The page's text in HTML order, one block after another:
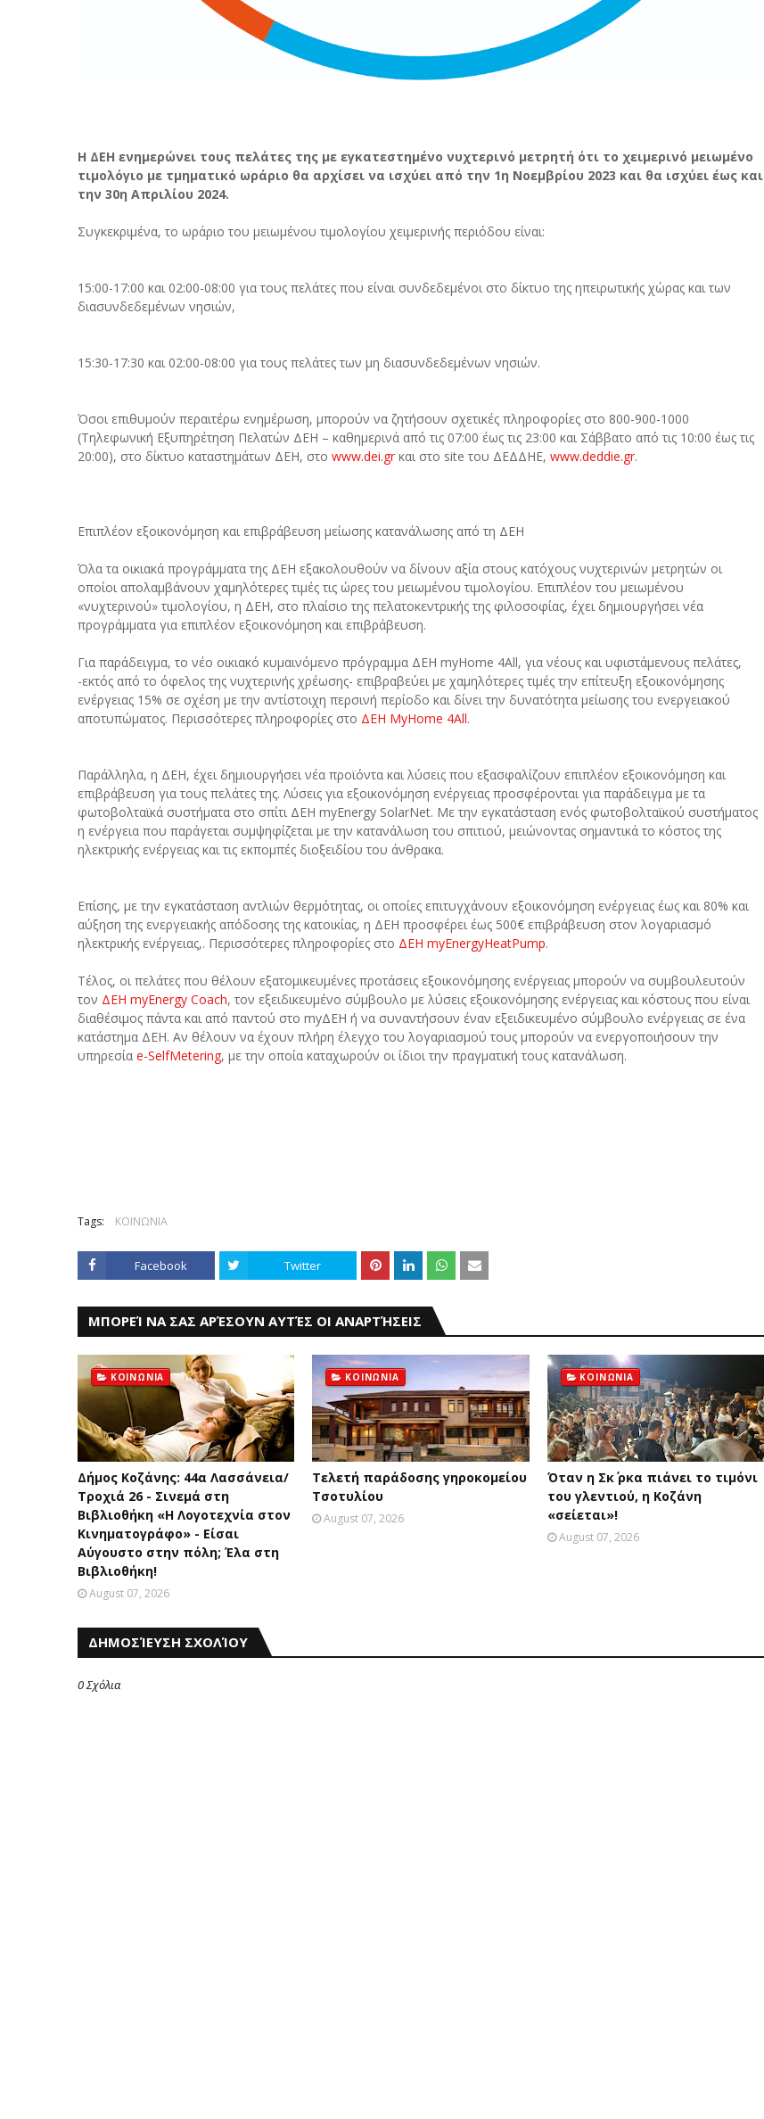
Η ΔΕΗ ενημερώνει τους πελάτες της με εγκατεστημένο νυχτερινό μετρητή ότι το χειμερινό μειωμένο
τιμολόγιο με τμηματικό ωράριο θα αρχίσει να ισχύει από την 1η Νοεμβρίου 2023 και θα ισχύει έως και
την 30η Απριλίου 2024.
Συγκεκριμένα, το ωράριο του μειωμένου τιμολογίου χειμερινής περιόδου είναι:
15:00-17:00 και 02:00-08:00 για τους πελάτες που είναι συνδεδεμένοι στο δίκτυο της ηπειρωτικής χώρας και των
διασυνδεδεμένων νησιών,
15:30-17:30 και 02:00-08:00 για τους πελάτες των μη διασυνδεδεμένων νησιών.
Όσοι επιθυμούν περαιτέρω ενημέρωση, μπορούν να ζητήσουν σχετικές πληροφορίες στο 800-900-1000
(Τηλεφωνική Εξυπηρέτηση Πελατών ΔΕΗ – καθημερινά από τις 07:00 έως τις 23:00 και Σάββατο από τις 10:00 έως τις
20:00), στο δίκτυο καταστημάτων ΔΕΗ, στο www.dei.gr και στο site του ΔΕΔΔΗΕ, www.deddie.gr.
Επιπλέον εξοικονόμηση και επιβράβευση μείωσης κατανάλωσης από τη ΔΕΗ
Όλα τα οικιακά προγράμματα της ΔΕΗ εξακολουθούν να δίνουν αξία στους κατόχους νυχτερινών μετρητών οι
οποίοι απολαμβάνουν χαμηλότερες τιμές τις ώρες του μειωμένου τιμολογίου. Επιπλέον του μειωμένου
«νυχτερινού» τιμολογίου, η ΔΕΗ, στο πλαίσιο της πελατοκεντρικής της φιλοσοφίας, έχει δημιουργήσει νέα
προγράμματα για επιπλέον εξοικονόμηση και επιβράβευση.
Για παράδειγμα, το νέο οικιακό κυμαινόμενο πρόγραμμα ΔΕΗ myΗome 4Αll, για νέους και υφιστάμενους πελάτες,
-εκτός από το όφελος της νυχτερινής χρέωσης- επιβραβεύει με χαμηλότερες τιμές την επίτευξη εξοικονόμησης
ενέργειας 15% σε σχέση με την αντίστοιχη περσινή περίοδο και δίνει την δυνατότητα μείωσης του ενεργειακού
αποτυπώματος. Περισσότερες πληροφορίες στο ΔΕΗ MyHome 4All.
Παράλληλα, η ΔΕΗ, έχει δημιουργήσει νέα προϊόντα και λύσεις που εξασφαλίζουν επιπλέον εξοικονόμηση και
επιβράβευση για τους πελάτες της. Λύσεις για εξοικονόμηση ενέργειας προσφέρονται για παράδειγμα με τα
φωτοβολταϊκά συστήματα στο σπίτι ΔΕΗ myEnergy SolarNet. Με την εγκατάσταση ενός φωτοβολταϊκού συστήματος
η ενέργεια που παράγεται συμψηφίζεται με την κατανάλωση του σπιτιού, μειώνοντας σημαντικά το κόστος της
ηλεκτρικής ενέργειας και τις εκπομπές διοξειδίου του άνθρακα.
Επίσης, με την εγκατάσταση αντλιών θερμότητας, οι οποίες επιτυγχάνουν εξοικονόμηση ενέργειας έως και 80% και
αύξηση της ενεργειακής απόδοσης της κατοικίας, η ΔΕΗ προσφέρει έως 500€ επιβράβευση στον λογαριασμό
ηλεκτρικής ενέργειας,. Περισσότερες πληροφορίες στο ΔΕΗ myEnergyHeatPump.
Τέλος, οι πελάτες που θέλουν εξατομικευμένες προτάσεις εξοικονόμησης ενέργειας μπορούν να συμβουλευτούν
τον ΔΕΗ myEnergy Coach, τον εξειδικευμένο σύμβουλο με λύσεις εξοικονόμησης ενέργειας και κόστους που είναι
διαθέσιμος πάντα και από παντού στο myΔΕΗ ή να συναντήσουν έναν εξειδικευμένο σύμβουλο ενέργειας σε ένα
κατάστημα ΔΕΗ. Αν θέλουν να έχουν πλήρη έλεγχο του λογαριασμού τους μπορούν να ενεργοποιήσουν την
υπηρεσία e-SelfMetering, με την οποία καταχωρούν οι ίδιοι την πραγματική τους κατανάλωση.
Tags: ΚΟΙΝΩΝΙΑ
Facebook Twitter
ΜΠΟΡΕΊ ΝΑ ΣΑΣ ΑΡΈΣΟΥΝ ΑΥΤΈΣ ΟΙ ΑΝΑΡΤΉΣΕΙΣ
ΚΟΙΝΩΝΙΑ
Δήμος Κοζάνης: 44α Λασσάνεια/
Τροχιά 26 - Σινεμά στη
Βιβλιοθήκη «Η Λογοτεχνία στον
Κινηματογράφο» - Είσαι
Αύγουστο στην πόλη; Έλα στη
Βιβλιοθήκη!
August 07, 2026
ΚΟΙΝΩΝΙΑ
Τελετή παράδοσης γηροκομείου
Τσοτυλίου
August 07, 2026
ΚΟΙΝΩΝΙΑ
Όταν η Σκ΄ ρκα πιάνει το τιμόνι
του γλεντιού, η Κοζάνη
«σείεται»!
August 07, 2026
ΔΗΜΟΣΊΕΥΣΗ ΣΧΟΛΊΟΥ
0 Σχόλια